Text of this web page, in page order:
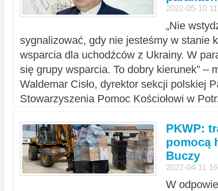
2022-05-10
„Nie
sygnalizować, gdy nie jesteśmy w stanie
wsparcia dla uchodźców z Ukrainy. W
się grupy wsparcia. To dobry kierunek” –
Waldemar Cisło, dyrektor sekcji polskiej
Stowarzyszenia Pomoc Kościołowi w
PKWP:
pomocą
Buczy
2022-04-11
W